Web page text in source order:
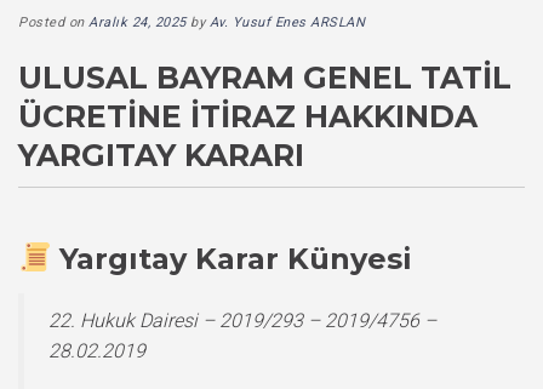
Posted on Aralık 24, 2025byAv. Yusuf Enes ARSLAN
ULUSAL BAYRAM GENEL TATIL
ÜCRETINE İTIRAZ HAKKINDA
YARGITAY KARARI
Yargıtay Karar Künyesi
22. Hukuk Dairesi – 2019/293 – 2019/4756 –
28.02.2019